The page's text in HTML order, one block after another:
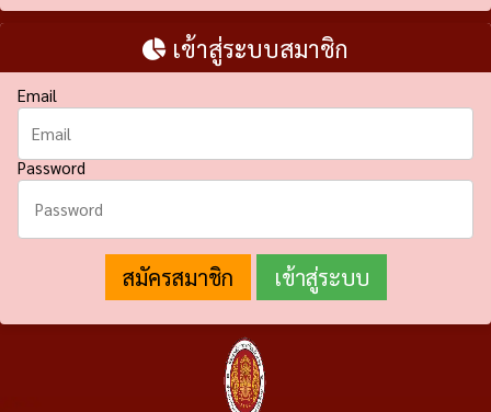
เข้าสู่ระบบสมาชิก
Email
Password
สมัครสมาชิก